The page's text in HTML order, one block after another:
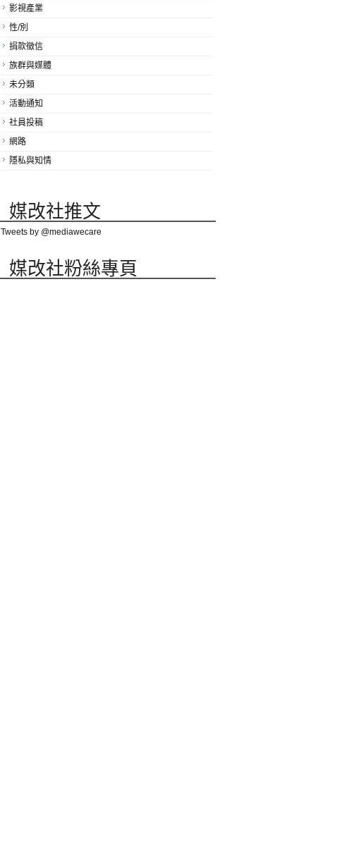
影視產業
性/別
捐款徵信
族群與媒體
未分類
活動通知
社員投稿
網路
隱私與知情
媒改社推文
Tweets by @mediawecare
媒改社粉絲專頁